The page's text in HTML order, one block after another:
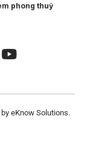
phong thuỷ
eKnow Solutions.